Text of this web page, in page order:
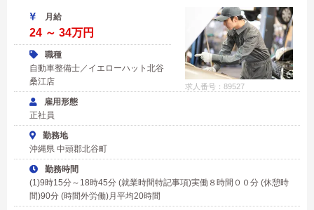
求人番号：89527
月給
24 ～ 34万円
職種
自動車整備士／イエローハット北谷
桑江店
雇用形態
正社員
勤務地
沖縄県 中頭郡北谷町
勤務時間
(1)9時15分～18時45分 (就業時間特記事項)実働８時間００分 (休憩時
間)90分 (時間外労働)月平均20時間